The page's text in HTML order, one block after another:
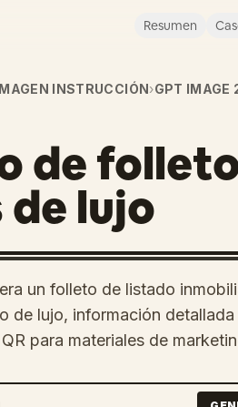
Resumen
INSTRUCCIÓN›GPT IMAGE
de
de lujo
un folleto de listado
de lujo, información
para materiales de